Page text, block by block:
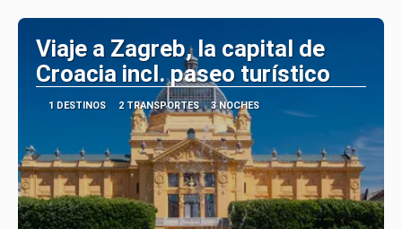
Viaje a Zagreb, la capital de
Croacia incl. paseo turístico
1 DESTINOS 2 TRANSPORTES 3 NOCHES